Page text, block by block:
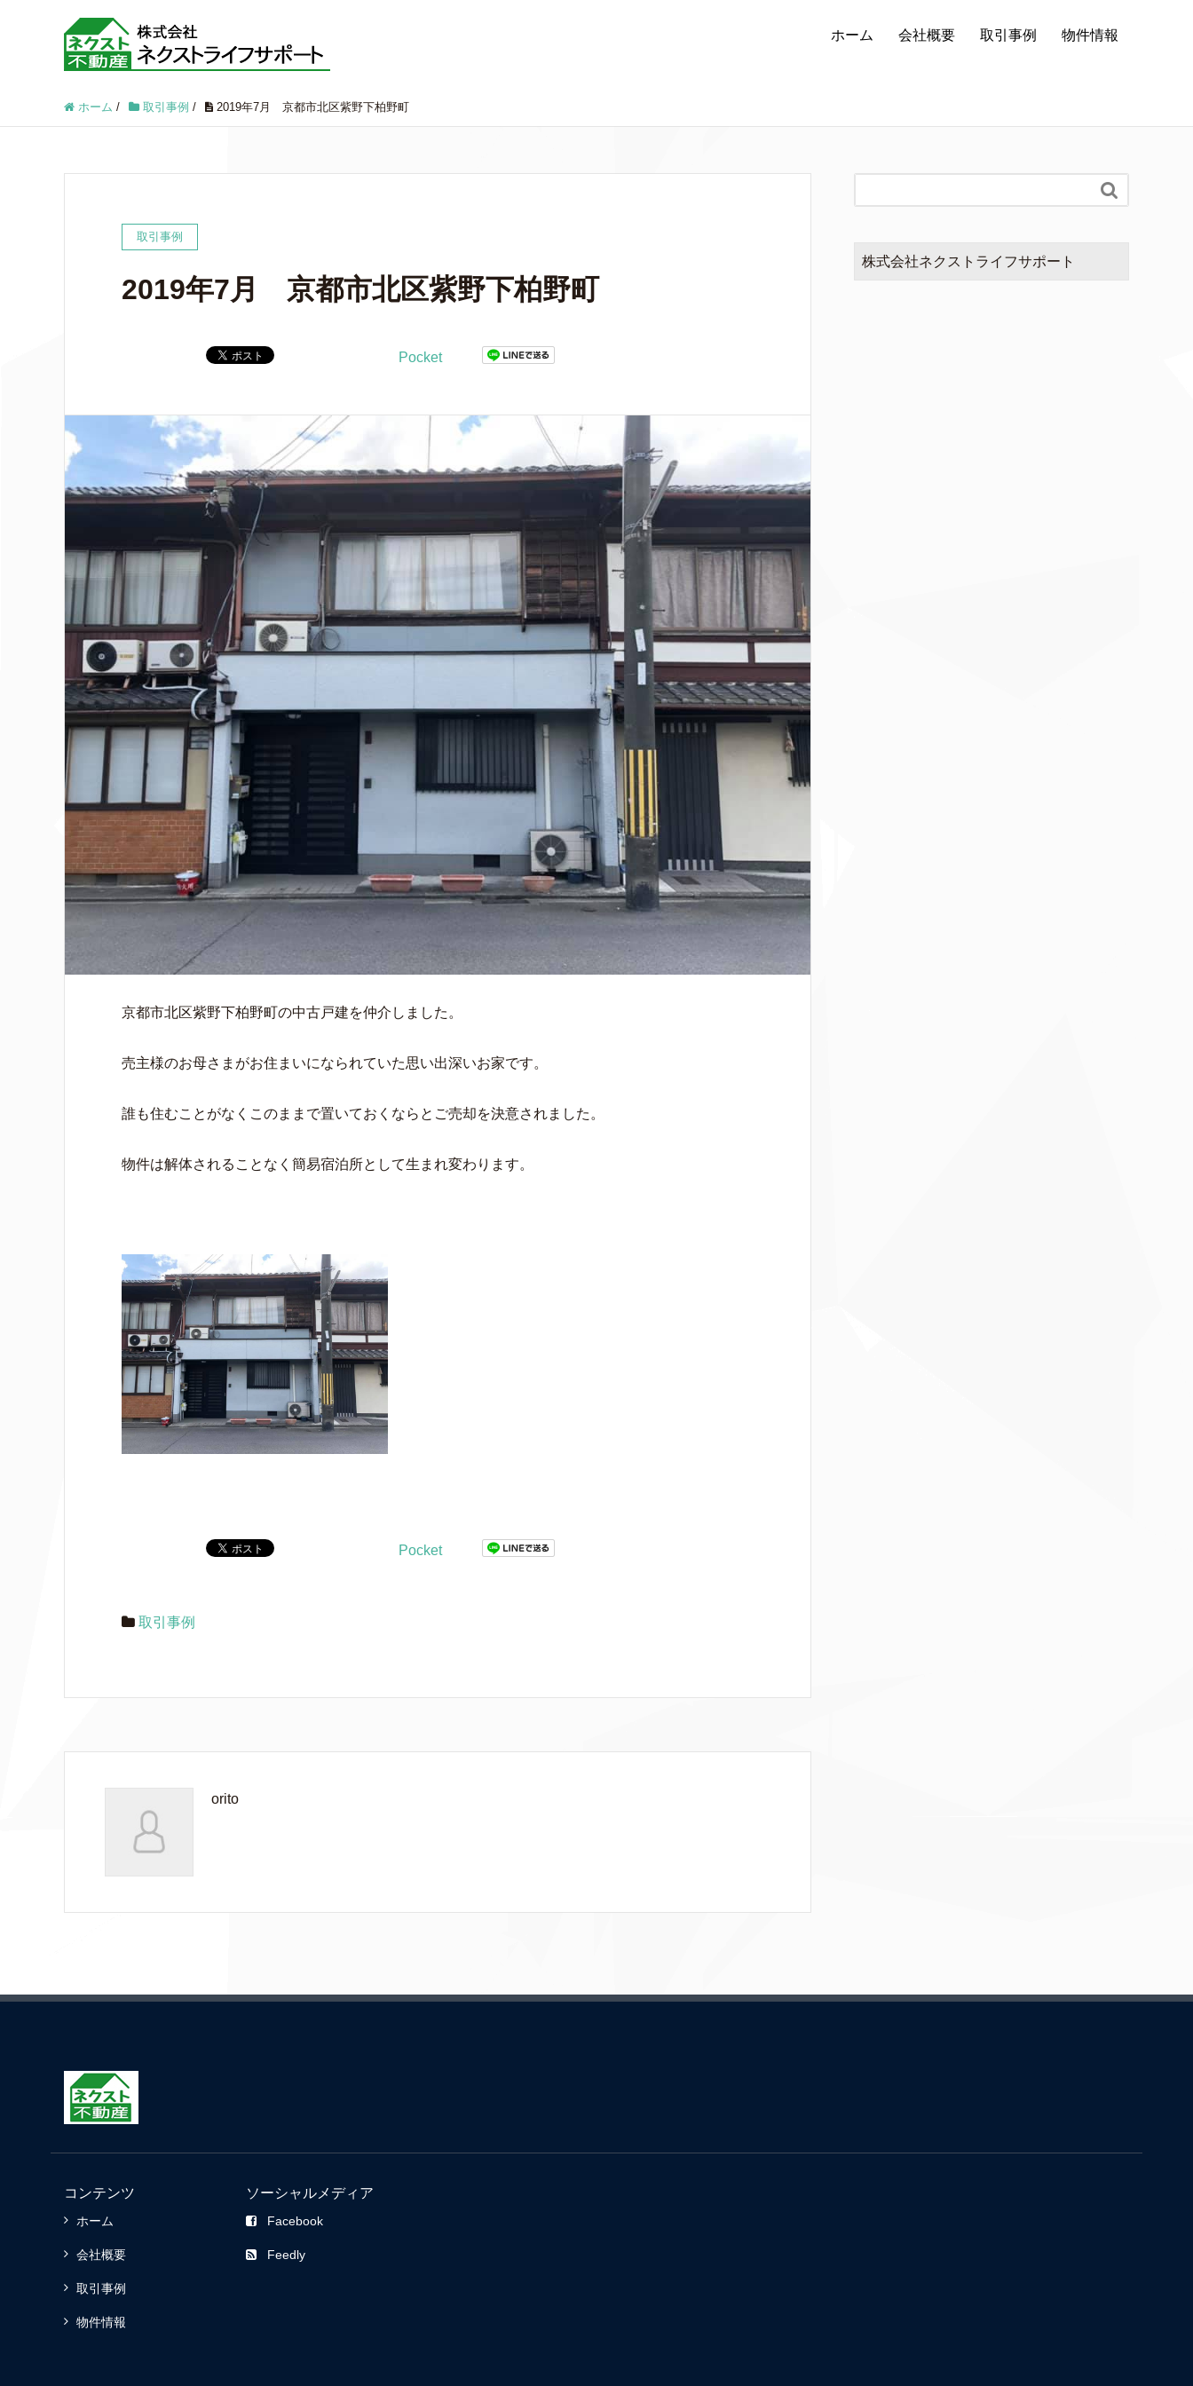
ホーム 会社概要 取引事例 物件情報
ホーム / 取引事例 / 2019年7月 京都市北区紫野下柏野町
取引事例
2019年7月 京都市北区紫野下柏野町
Pocket
京都市北区紫野下柏野町の中古戸建を仲介しました。
売主様のお母さまがお住まいになられていた思い出深いお家です。
誰も住むことがなくこのままで置いておくならとご売却を決意されました。
物件は解体されることなく簡易宿泊所として生まれ変わります。
Pocket
取引事例
orito

株式会社ネクストライフサポート
コンテンツ
ホーム
会社概要
取引事例
物件情報
ソーシャルメディア
Facebook
Feedly